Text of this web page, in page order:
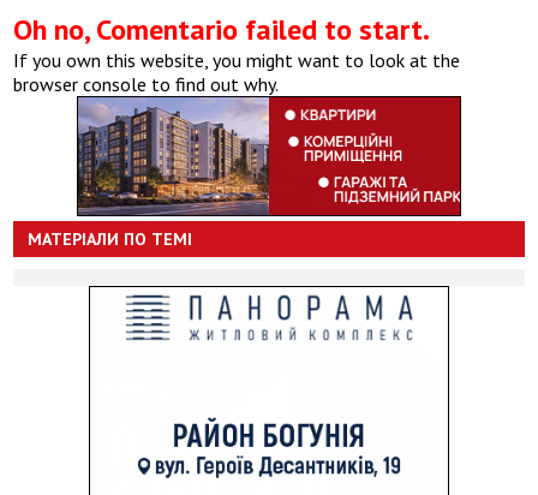
Oh no, Comentario failed to start.
If you own this website, you might want to look at the
browser console to find out why.
МАТЕРІАЛИ ПО ТЕМІ